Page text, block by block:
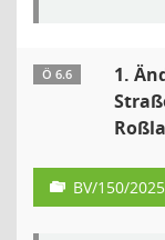
Ö 6.6
1.
BV/150/